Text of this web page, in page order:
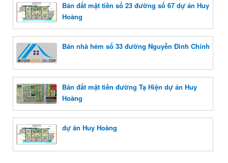
Bán đất mặt tiền số 23 đường số 67 dự án Huy
Hoàng
Bán nhà hẻm số 33 đường Nguyễn Đình Chính
Bán đất mặt tiền đường Tạ Hiện dự án Huy
Hoàng
dự án Huy Hoàng